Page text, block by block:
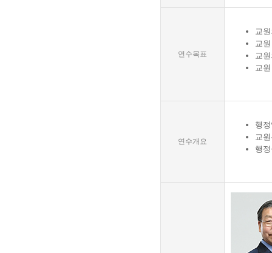
연수목표
교
교
교
교
연수개요
행
교
행